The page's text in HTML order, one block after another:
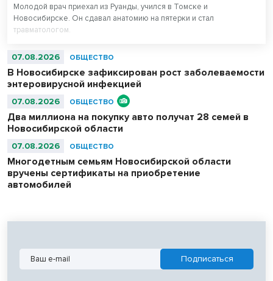
Молодой врач приехал из Руанды, учился в Томске и
Новосибирске. Он сдавал анатомию на пятерки и стал
травматологом.
07.08.2026 ОБЩЕСТВО
В Новосибирске зафиксирован рост заболеваемости
энтеровирусной инфекцией
07.08.2026 ОБЩЕСТВО
Два миллиона на покупку авто получат 28 семей в
Новосибирской области
07.08.2026 ОБЩЕСТВО
Многодетным семьям Новосибирской области
вручены сертификаты на приобретение
автомобилей